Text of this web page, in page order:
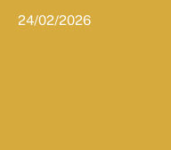
24/02/2026